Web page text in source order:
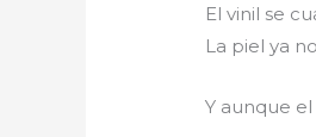
El vinil se
La piel ya
Y aunque